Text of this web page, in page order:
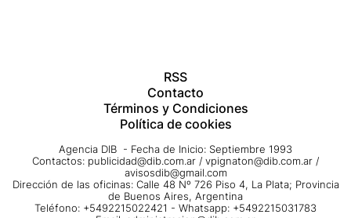
RSS
Contacto
Términos y Condiciones
Política de cookies
Agencia DIB - Fecha de Inicio: Septiembre 1993
Contactos: publicidad@dib.com.ar / vpignaton@dib.com.ar /
avisosdib@gmail.com
Dirección de las oficinas: Calle 48 Nº 726 Piso 4, La Plata; Provincia
de Buenos Aires, Argentina
Teléfono: +5492215022421 - Whatsapp: +5492215031783